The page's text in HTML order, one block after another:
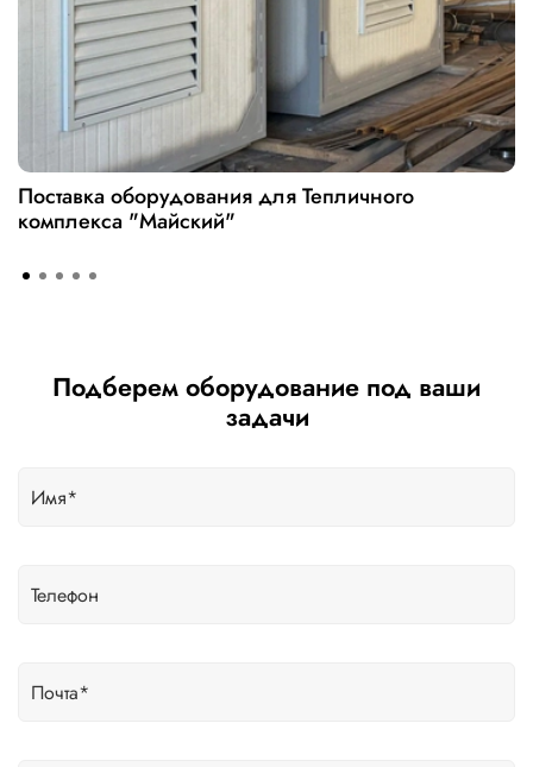
Поставка оборудования для Тепличного
комплекса "Майский"
Подберем оборудование под ваши
задачи